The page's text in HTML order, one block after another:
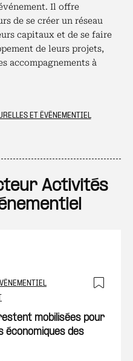
Il offre
de se créer un réseau
capitaux et de se faire
de leurs projets,
accompagnements à
ET ÉVÉNEMENTIEL
Activités
mobilisées pour
économiques des